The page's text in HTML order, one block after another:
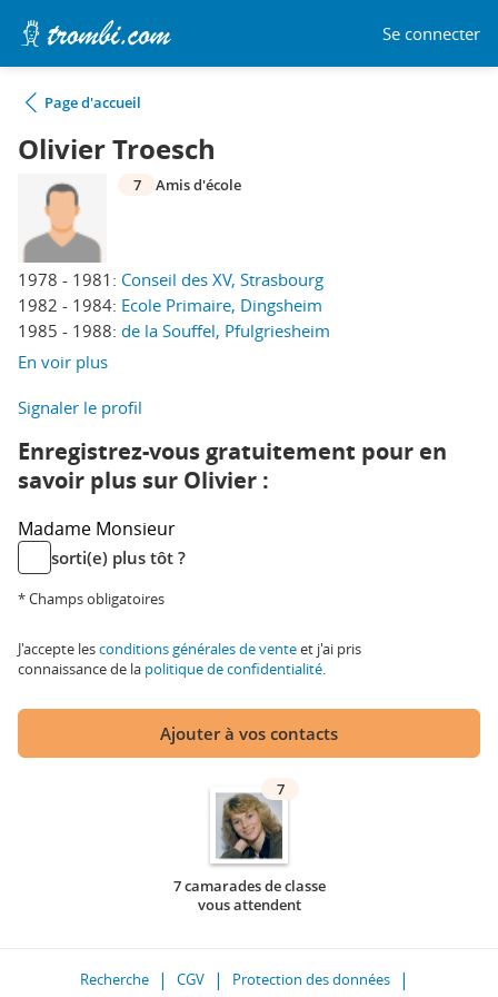
Se connecter
Page d'accueil
Olivier Troesch
1978 - 1981: Conseil des XV, Strasbourg
1982 - 1984: Ecole Primaire, Dingsheim
1985 - 1988: de la Souffel, Pfulgriesheim
En voir plus
7 Amis d'école
Signaler le profil
Enregistrez-vous gratuitement pour en
savoir plus sur Olivier :
Madame Monsieur
sorti(e) plus tôt ?
* Champs obligatoires
J'accepte lesconditions générales de venteet j'ai pris
connaissance de la politique de confidentialité.
Ajouter à vos contacts
7
7 camarades de classe
vous attendent
Recherche CGV
Protection des données